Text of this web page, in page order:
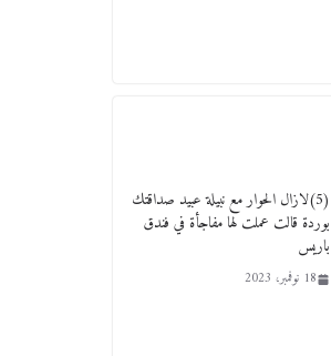
من مذكراتي علي هامش الأفراح
حته كدا كهارب تودي تحت
الشمس يا ورا الشمس ووصفة
كيف تكون سمسار فنانين لناس
(5)لازال الحوار مع نبيلة عبيد صداقتك
بوردة قالت عملت لها مفاجأة في فندق
باريس
18 نوفمبر، 2023